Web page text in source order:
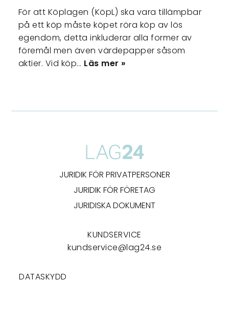
För att Köplagen (KöpL) ska vara tillämpbar
på ett köp måste köpet röra köp av lös
egendom, detta inkluderar alla former av
föremål men även värdepapper såsom
aktier. Vid köp… Läs mer »
JURIDIK FÖR PRIVATPERSONER
JURIDIK FÖR FÖRETAG
JURIDISKA DOKUMENT
KUNDSERVICE
kundservice@lag24.se
DATASKYDD